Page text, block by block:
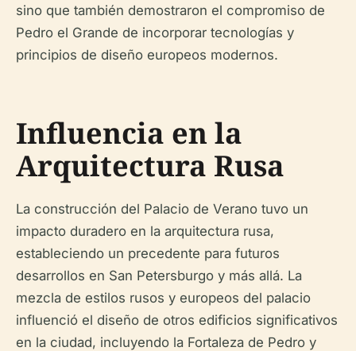
sino que también demostraron el compromiso de
Pedro el Grande de incorporar tecnologías y
principios de diseño europeos modernos.
Influencia en la
Arquitectura Rusa
La construcción del Palacio de Verano tuvo un
impacto duradero en la arquitectura rusa,
estableciendo un precedente para futuros
desarrollos en San Petersburgo y más allá. La
mezcla de estilos rusos y europeos del palacio
influenció el diseño de otros edificios significativos
en la ciudad, incluyendo la Fortaleza de Pedro y